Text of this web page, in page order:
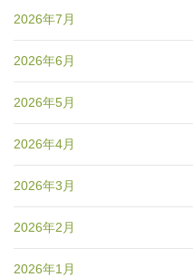
2026年7月
2026年6月
2026年5月
2026年4月
2026年3月
2026年2月
2026年1月